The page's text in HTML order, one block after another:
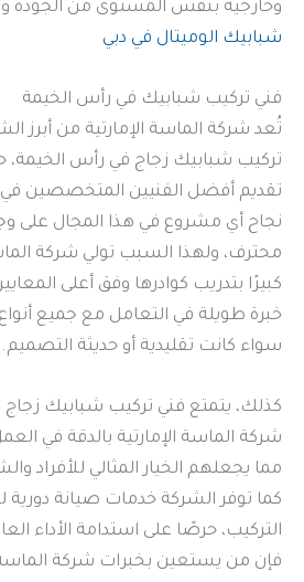
وخارجية بنفس المستوى من الجودة
شبابيك الوميتال في دبي
فني تركيب شبابيك في رأس الخيمة
تُعد شركة الماسة الإمارتية من أبرز
تركيب شبابيك زجاج في رأس الخيمة،
تقديم أفضل الفنيين المتخصصين في
نجاح أي مشروع في هذا المجال على
محترف، ولهذا السبب تولي شركة
كبيرًا بتدريب كوادرها وفق أعلى
خبرة طويلة في التعامل مع جميع أنواع
سواء كانت تقليدية أو حديثة التصميم.
كذلك، يتمتع فني تركيب شبابيك
شركة الماسة الإمارتية بالدقة في العمل
مما يجعلهم الخيار المثالي للأفراد
كما توفر الشركة خدمات صيانة دورية
التركيب، حرصًا على استدامة الأداء
فإن من يستعين بخبرات شركة الماسة